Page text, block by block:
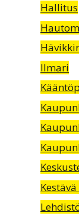
Hallitus
Ilmari